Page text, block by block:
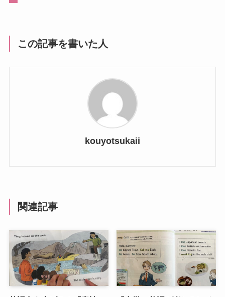
この記事を書いた人
kouyotsukaii
関連記事